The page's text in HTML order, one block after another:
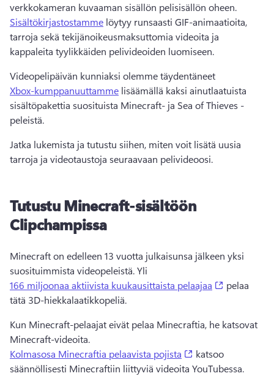
verkkokameran kuvaaman sisällön pelisisällön oheen.
Sisältökirjastostamme löytyy runsaasti GIF-animaatioita,
tarroja sekä tekijänoikeusmaksuttomia videoita ja
kappaleita tyylikkäiden pelivideoiden luomiseen.
Videopelipäivän kunniaksi olemme täydentäneet
Xbox-kumppanuuttamme lisäämällä kaksi ainutlaatuista
sisältöpakettia suosituista Minecraft- ja Sea of Thieves -
peleistä.
Jatka lukemista ja tutustu siihen, miten voit lisätä uusia
tarroja ja videotaustoja seuraavaan pelivideoosi.
Tutustu Minecraft-sisältöön
Clipchampissa
Minecraft on edelleen 13 vuotta julkaisunsa jälkeen yksi
suosituimmista videopeleistä. Yli
166 miljoonaa aktiivista kuukausittaista pelaajaa
(opens in
pelaa
tätä 3D-hiekkalaatikkopeliä.
Kun Minecraft-pelaajat eivät pelaa Minecraftia, he katsovat
Minecraft-videoita.
Kolmasosa Minecraftia pelaavista pojista
(opens in a new
katsoo
säännöllisesti Minecraftiin liittyviä videoita YouTubessa.